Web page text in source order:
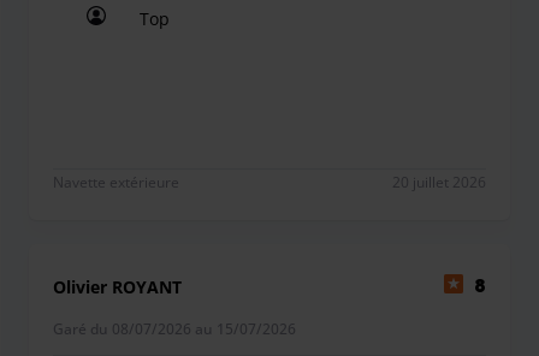
Top
Navette extérieure 20 juillet 2026
Olivier ROYANT 8
Garé du 08/07/2026 au 15/07/2026